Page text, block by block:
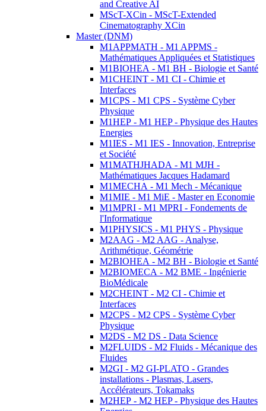
and Creative AI
MScT-XCin - MScT-Extended
Cinematography XCin
Master (DNM)
M1APPMATH - M1 APPMS -
Mathématiques Appliquées et Statistiques
M1BIOHEA - M1 BH - Biologie et Santé
M1CHEINT - M1 CI - Chimie et
Interfaces
M1CPS - M1 CPS - Système Cyber
Physique
M1HEP - M1 HEP - Physique des Hautes
Energies
M1IES - M1 IES - Innovation, Entreprise
et Société
M1MATHJHADA - M1 MJH -
Mathématiques Jacques Hadamard
M1MECHA - M1 Mech - Mécanique
M1MIE - M1 MiE - Master en Economie
M1MPRI - M1 MPRI - Fondements de
l'Informatique
M1PHYSICS - M1 PHYS - Physique
M2AAG - M2 AAG - Analyse,
Arithmétique, Géométrie
M2BIOHEA - M2 BH - Biologie et Santé
M2BIOMECA - M2 BME - Ingénierie
BioMédicale
M2CHEINT - M2 CI - Chimie et
Interfaces
M2CPS - M2 CPS - Système Cyber
Physique
M2DS - M2 DS - Data Science
M2FLUIDS - M2 Fluids - Mécanique des
Fluides
M2GI - M2 GI-PLATO - Grandes
installations - Plasmas, Lasers,
Accélérateurs, Tokamaks
M2HEP - M2 HEP - Physique des Hautes